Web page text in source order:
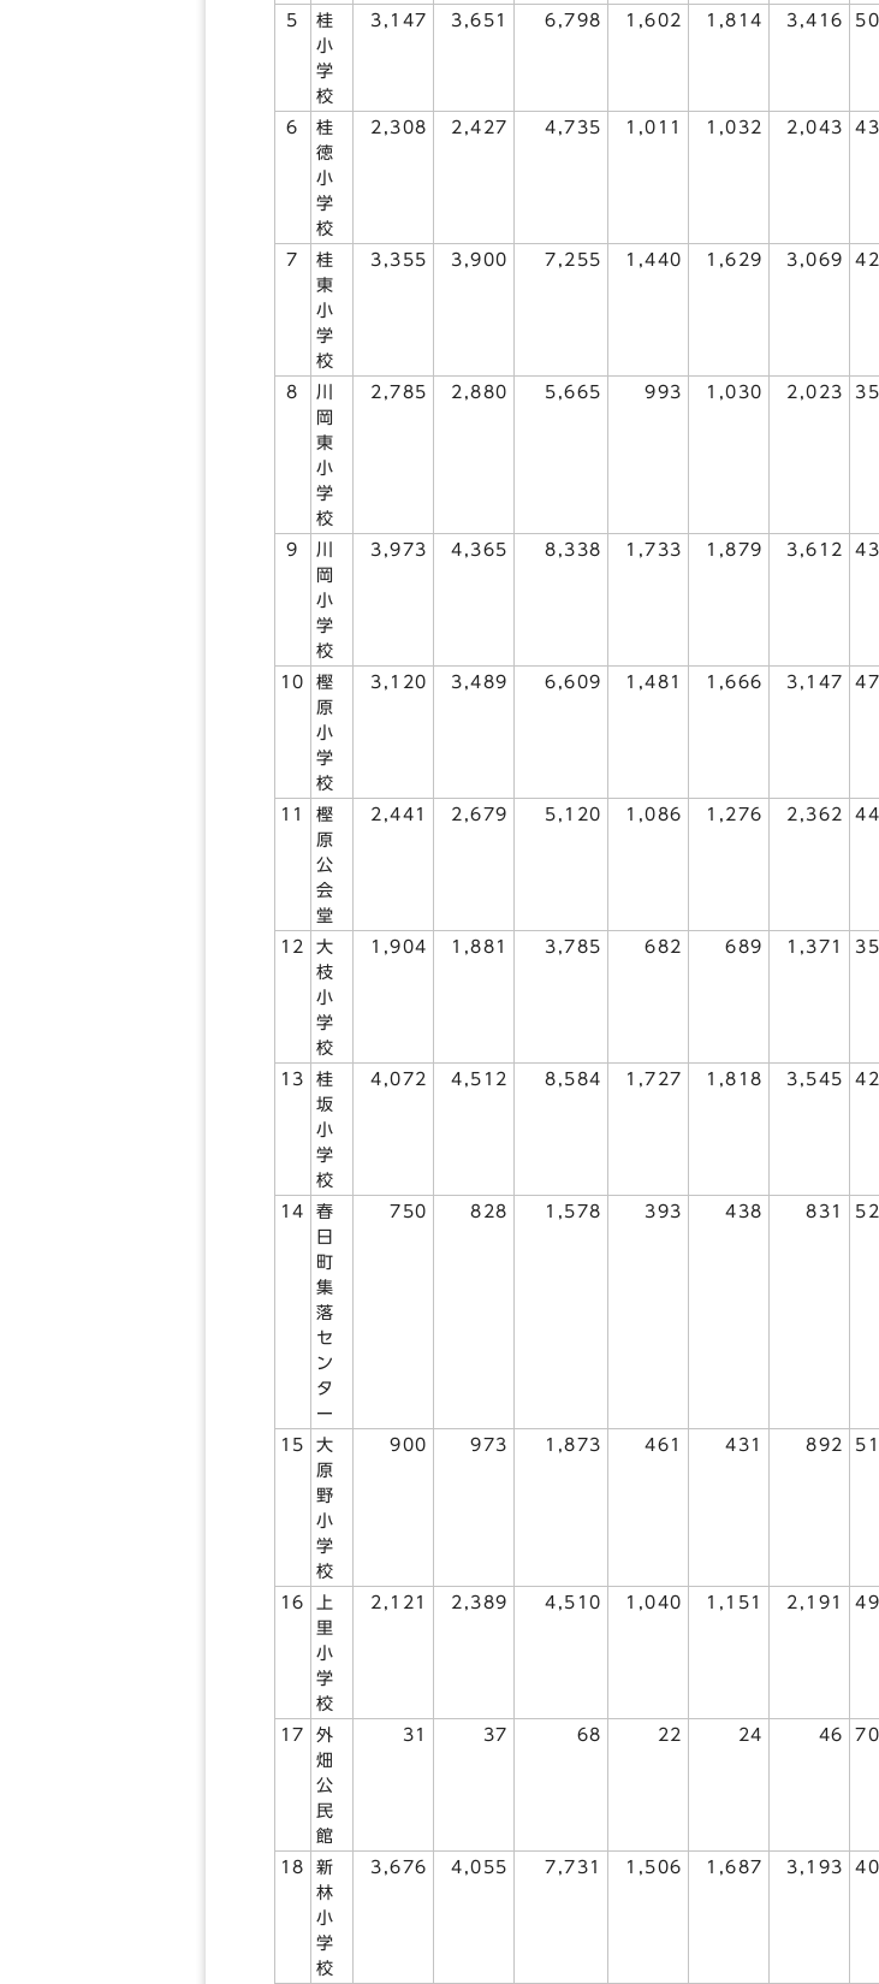
5
桂
小
学
校
3,147 3,651 6,798 1,602 1,814 3,416
6
桂
徳
小
学
校
2,308 2,427 4,735 1,011 1,032 2,043
7
桂
東
小
学
校
3,355 3,900 7,255 1,440 1,629 3,069
8
川
岡
東
小
学
校
2,785 2,880 5,665 993 1,030 2,023
9
川
岡
小
学
校
3,973 4,365 8,338 1,733 1,879 3,612
10
樫
原
小
学
校
3,120 3,489 6,609 1,481 1,666 3,147
11
樫
原
公
会
堂
2,441 2,679 5,120 1,086 1,276 2,362
12
大
枝
小
学
校
1,904 1,881 3,785 682 689 1,371
13
桂
坂
小
学
校
4,072 4,512 8,584 1,727 1,818 3,545
14
春
日
町
集
落
セ
ン
タ
ー
750 828 1,578 393 438 831
15
大
原
野
小
学
校
900 973 1,873 461 431 892
16
上
里
小
学
校
2,121 2,389 4,510 1,040 1,151 2,191
17
外
畑
公
民
館
31 37 68 22 24 46
18
新
林
小
学
校
3,676 4,055 7,731 1,506 1,687 3,193